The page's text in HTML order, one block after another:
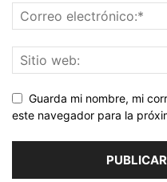
Guarda mi nombre, mi
este navegador para la